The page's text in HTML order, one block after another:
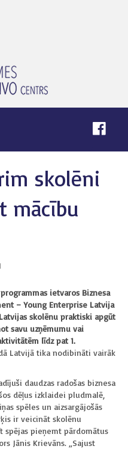
skolēni
mācību
ietvaros Biznesa
– Young Enterprise Latvija
skolēnu praktiski apgūt
savu uzņēmumu vai
līdz pat 1.
Latvijā tika nodibināti vairāk
daudzas radošas biznesa
dēļus izklaidei pludmalē,
spēles un aizsargājošās
ir veicināt skolēnu
spējas pieņemt pārdomātus
Jānis Krievāns. „Sajust